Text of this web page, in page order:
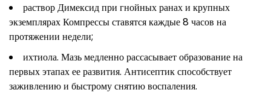
раствор Димексид при гнойных ранах и крупных
экземплярах Компрессы ставятся каждые 8 часов на
протяжении недели;
ихтиола. Мазь медленно рассасывает образование на
первых этапах ее развития. Антисептик способствует
заживлению и быстрому снятию воспаления.